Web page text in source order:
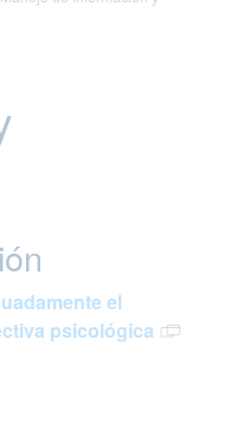
el
psicológica